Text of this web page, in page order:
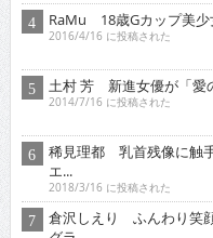
RaMu 18歳Gカップ美少
2016/4/16 に投稿された
土村 芳 新進女優が「愛
2014/7/16 に投稿された
稀見理都 乳首残像に触
エ...
2018/3/16 に投稿された
倉沢しえり ふんわり笑